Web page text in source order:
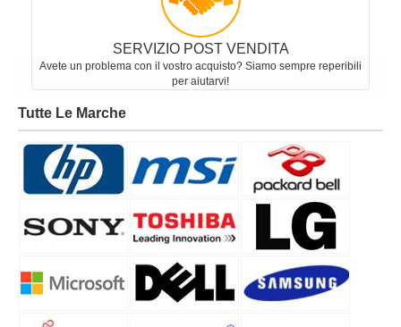
SERVIZIO POST VENDITA
Avete un problema con il vostro acquisto? Siamo sempre reperibili
per aiutarvi!
Tutte Le Marche